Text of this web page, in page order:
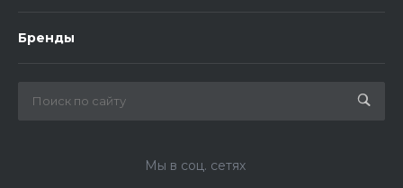
Бренды
Мы в соц. сетях